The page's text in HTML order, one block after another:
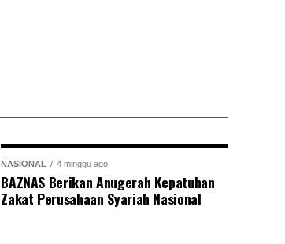
NASIONAL 4 minggu ago
BAZNAS Berikan Anugerah Kepatuhan
Zakat Perusahaan Syariah Nasional